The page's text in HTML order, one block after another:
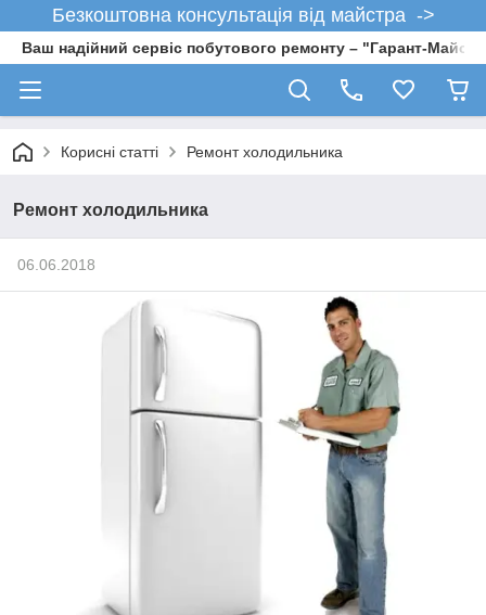
Безкоштовна консультація від майстра ->
Ваш надійний сервіс побутового ремонту – "Гарант-
Корисні статті Ремонт холодильника
Ремонт холодильника
06.06.2018